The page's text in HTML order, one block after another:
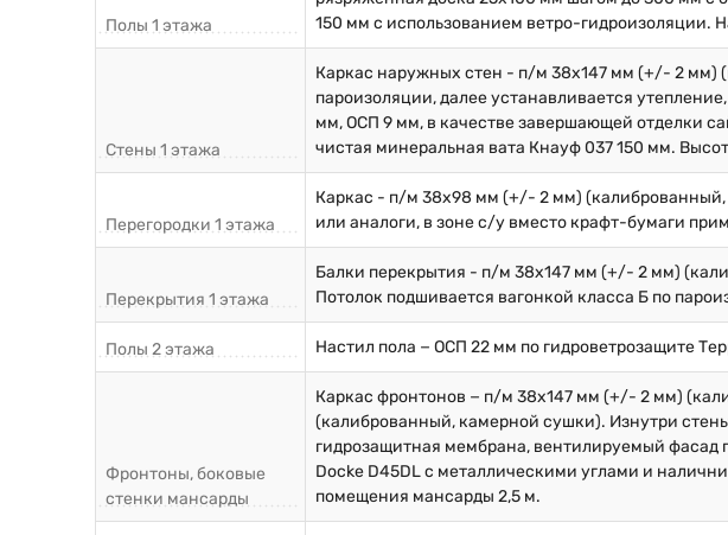
Полы 1 этажа
150 мм с использованием ветро-гидроизоляции.
Стены 1 этажа
Каркас наружных стен - п/м 38х147 мм (+/- 2 мм)
пароизоляции, далее устанавливается
мм, ОСП 9 мм, в качестве завершающей отделки
чистая минеральная вата Кнауф 037 150 мм.
Перегородки 1 этажа
Каркас - п/м 38х98 мм (+/- 2 мм) (калиброванный,
или аналоги, в зоне с/у вместо крафт-бумаги
Перекрытия 1 этажа
Балки перекрытия - п/м 38х147 мм (+/- 2 мм)
Потолок подшивается вагонкой класса Б по
Полы 2 этажа Настил пола − ОСП 22 мм по гидроветрозащите
Фронтоны, боковые
стенки мансарды
Каркас фронтонов − п/м 38х147 мм (+/- 2 мм)
(калиброванный, камерной сушки). Изнутри
гидрозащитная мембрана, вентилируемый
Docke D45DL с металлическими углами и
помещения мансарды 2,5 м.